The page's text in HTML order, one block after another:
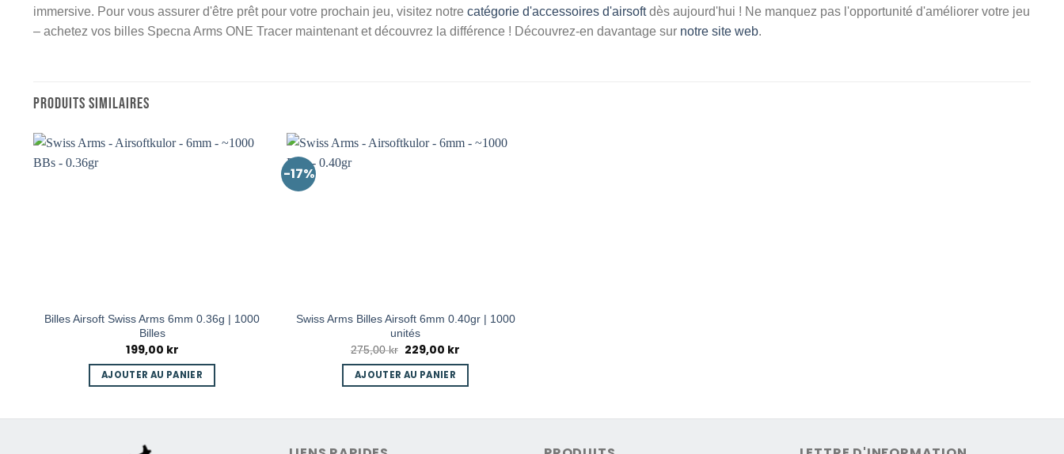
immersive. Pour vous assurer d'être prêt pour votre prochain jeu, visitez notre catégorie d'accessoires d'airsoftdès aujourd'hui ! Ne manquez pas l'opportunité d'améliorer votre jeu
– achetez vos billes Specna Arms ONE Tracer maintenant et découvrez la différence ! Découvrez-en davantage sur notre site web.
PRODUITS SIMILAIRES
Billes Airsoft Swiss Arms 6mm 0.36g | 1000
Billes
199,00 kr
AJOUTER AU PANIER
-17%
Swiss Arms Billes Airsoft 6mm 0.40gr | 1000
unités
275,00kr Le
initial
était :
229,00 kr
AJOUTER AU PANIER